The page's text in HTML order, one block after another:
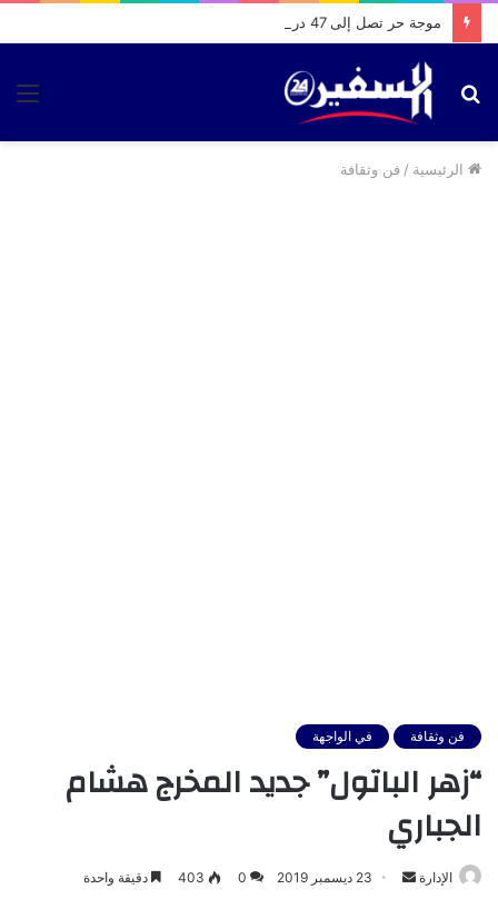
بحث
الرئيسية / فن وثقافة
فن وثقافة في الواجهة
“زهر الباتول” جديد المخرج هشام
الجباري
الإدارة
أرسل 23 ديسمبر 2019 0
403 دقيقة واحدة